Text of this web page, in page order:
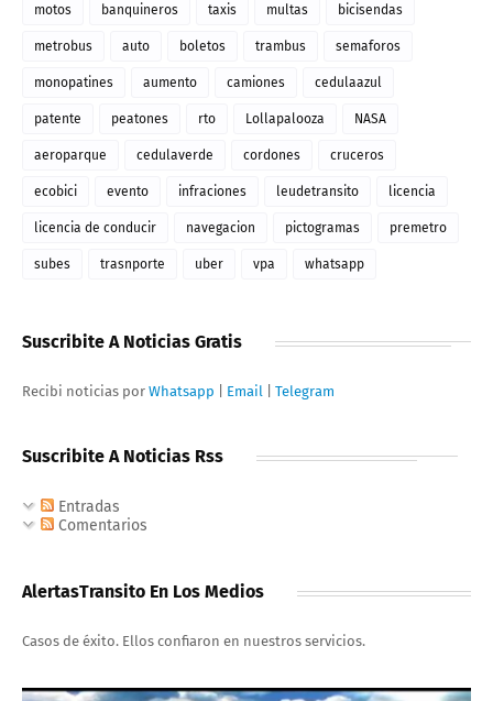
motos banquineros taxis multas bicisendas
metrobus auto boletos trambus semaforos
monopatines aumento camiones cedulaazul
patente peatones rto Lollapalooza NASA
aeroparque cedulaverde cordones cruceros
ecobici evento infraciones leudetransito licencia
licencia de conducir navegacion pictogramas premetro
subes trasnporte uber vpa whatsapp
Suscribite A Noticias Gratis
Recibi noticias por Whatsapp Email Telegram
Suscribite A Noticias Rss
Entradas
Comentarios
AlertasTransito En Los Medios
Casos de éxito. Ellos confiaron en nuestros servicios.